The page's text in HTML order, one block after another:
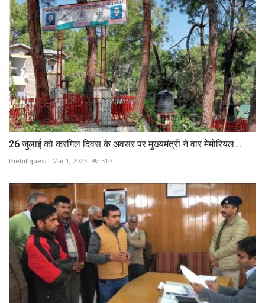
26 जुलाई को करगिल दिवस के अवसर पर मुख्यमंत्री ने वार मेमोरियल...
thehillquest Mar 1, 2023 510